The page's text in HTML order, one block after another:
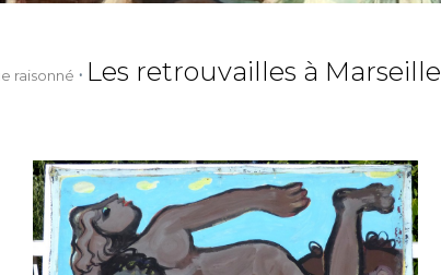
raisonné Les retrouvailles à Marseille